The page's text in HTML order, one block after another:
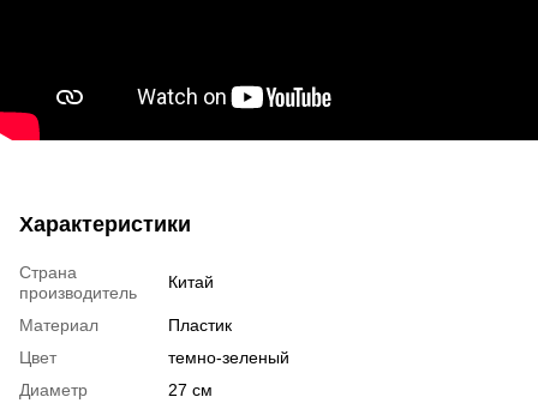
Характеристики
Страна
производитель
Китай
Материал
Пластик
Цвет
темно-зеленый
Диаметр
27 см